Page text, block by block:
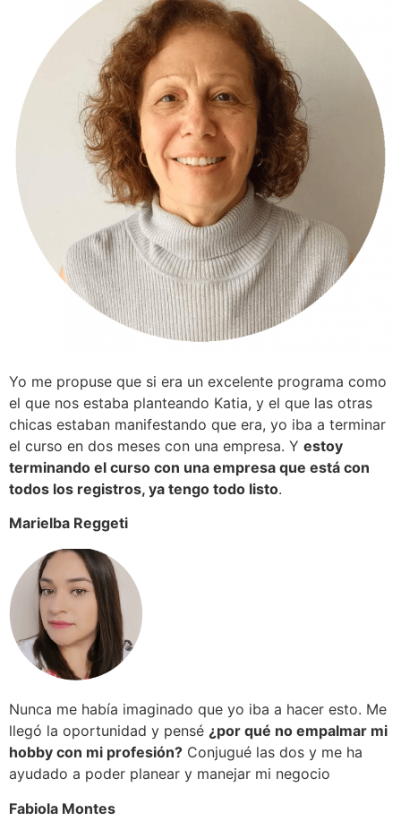
Yo me propuse que si era un excelente programa como
el que nos estaba planteando Katia, y el que las otras
chicas estaban manifestando que era, yo iba a terminar
el curso en dos meses con una empresa. Y estoy
terminando el curso con una empresa que está con
todos los registros, ya tengo todo listo.
Marielba Reggeti
Nunca me había imaginado que yo iba a hacer esto. Me
llegó la oportunidad y pensé ¿por qué no empalmar mi
hobby con mi profesión? Conjugué las dos y me ha
ayudado a poder planear y manejar mi negocio
Fabiola Montes